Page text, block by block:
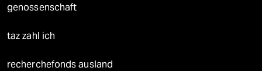
genossenschaft
taz zahl ich
recherchefonds ausland